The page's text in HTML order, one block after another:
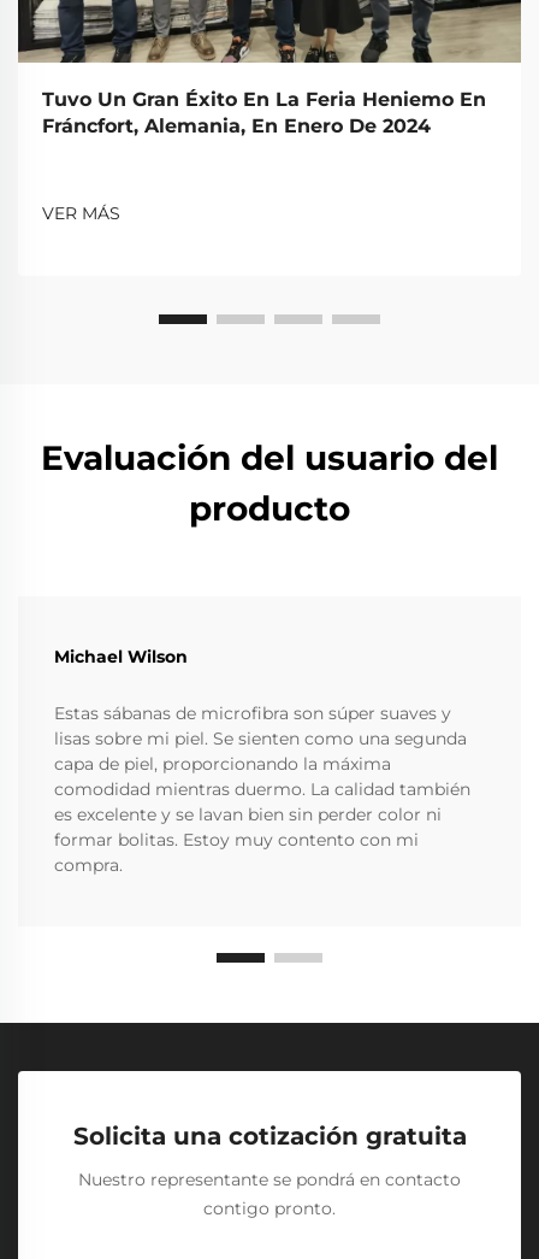
Tuvo Un Gran Éxito En La Feria Heniemo En
Fráncfort, Alemania, En Enero De 2024
VER MÁS
Evaluación del usuario del
producto
Michael Wilson
Estas sábanas de microfibra son súper suaves y
lisas sobre mi piel. Se sienten como una segunda
capa de piel, proporcionando la máxima
comodidad mientras duermo. La calidad también
es excelente y se lavan bien sin perder color ni
formar bolitas. Estoy muy contento con mi
compra.
Solicita una cotización gratuita
Nuestro representante se pondrá en contacto
contigo pronto.